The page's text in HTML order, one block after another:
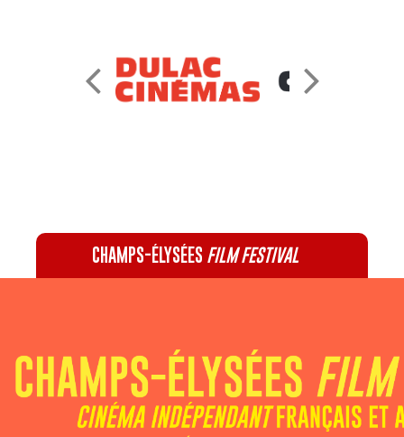
CHAMPS-ÉLYSÉES FILM FESTIVAL
Recevez notre newsletter :